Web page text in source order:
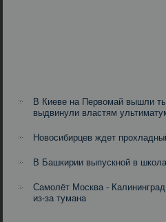
В Киеве на Первомай вышли
выдвинули властям
Новосибирцев ждет
В Башкирии выпускной в
Самолёт Москва -
из-за тумана